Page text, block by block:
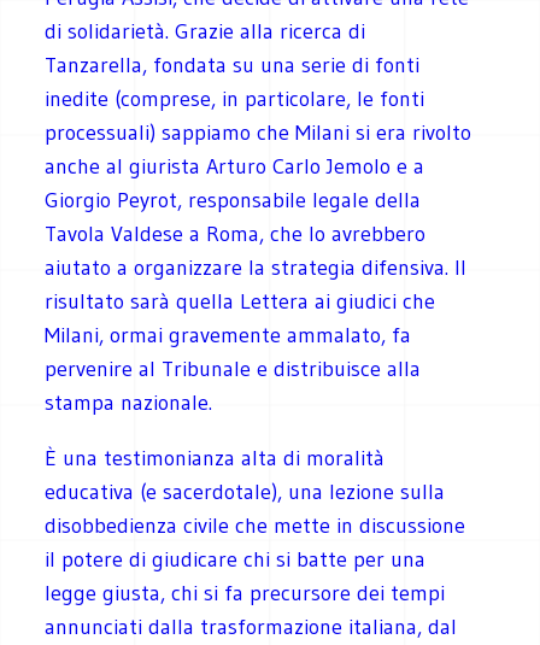
di solidarietà. Grazie alla ricerca di
Tanzarella, fondata su una serie di fonti
inedite (comprese, in particolare, le fonti
processuali) sappiamo che Milani si era rivolto
anche al giurista Arturo Carlo Jemolo e a
Giorgio Peyrot, responsabile legale della
Tavola Valdese a Roma, che lo avrebbero
aiutato a organizzare la strategia difensiva. Il
risultato sarà quella Lettera ai giudici che
Milani, ormai gravemente ammalato, fa
pervenire al Tribunale e distribuisce alla
stampa nazionale.
È una testimonianza alta di moralità
educativa (e sacerdotale), una lezione sulla
disobbedienza civile che mette in discussione
il potere di giudicare chi si batte per una
legge giusta, chi si fa precursore dei tempi
annunciati dalla trasformazione italiana, dal